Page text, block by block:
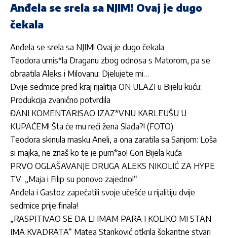
Anđela se srela sa NJIM! Ovaj je dugo
čekala
Anđela se srela sa NJIM! Ovaj je dugo čekala
Teodora urnis*la Draganu zbog odnosa s Matorom, pa se
obraatila Aleks i Milovanu: Djelujete mi…
Dvije sedmice pred kraj rijalitija ON ULAZI u Bijelu kuću:
Produkcija zvanično potvrdila
ĐANI KOMENTARISAO IZAZ*VNU KARLEUŠU U
KUPAĆEM! Šta će mu reći žena Slađa?! (FOTO)
Teodora skinula masku Aneli, a ona zaratila sa Sanjom: Loša
si majka, ne znaš ko te je pum*ao! Gori Bijela kuća
PRVO OGLAŠAVANJE DRUGA ALEKS NIKOLIĆ ZA HYPE
TV: „Maja i Filip su ponovo zajedno!“
Anđela i Gastoz zapečatili svoje učešće u rijalitiju dvije
sedmice prije finala!
„RASPITIVAO SE DA LI IMAM PARA I KOLIKO MI STAN
IMA KVADRATA“ Matea Stanković otkrila šokantne stvari